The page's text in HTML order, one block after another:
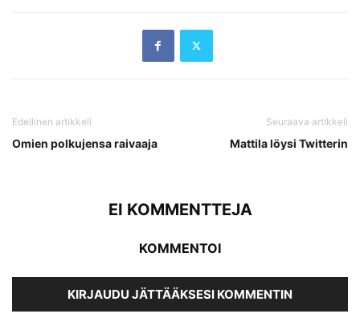
Edellinen artikkeli
Omien polkujensa raivaaja
Seuraava artikkeli
Mattila löysi Twitterin
EI KOMMENTTEJA
KOMMENTOI
KIRJAUDU JÄTTÄÄKSESI KOMMENTIN